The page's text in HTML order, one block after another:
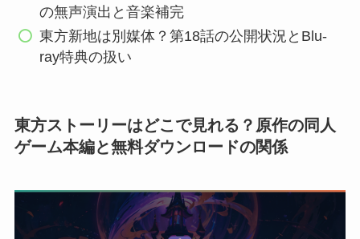
の無声演出と音楽補完
東方新地は別媒体？第18話の公開状況とBlu-
ray特典の扱い
東方ストーリーはどこで見れる？原作の同人
ゲーム本編と無料ダウンロードの関係